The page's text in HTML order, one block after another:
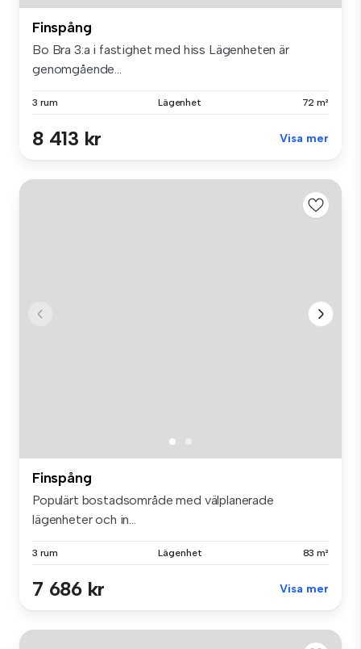
Finspång
Bo Bra 3:a i fastighet med hiss Lägenheten är
genomgående...
3 rum Lägenhet 72 m²
8 413 kr Visa mer
Finspång
Populärt bostadsområde med välplanerade
lägenheter och in...
3 rum Lägenhet 83 m²
7 686 kr Visa mer